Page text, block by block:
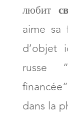
любит
aime sa
d’objet
russe
dans la